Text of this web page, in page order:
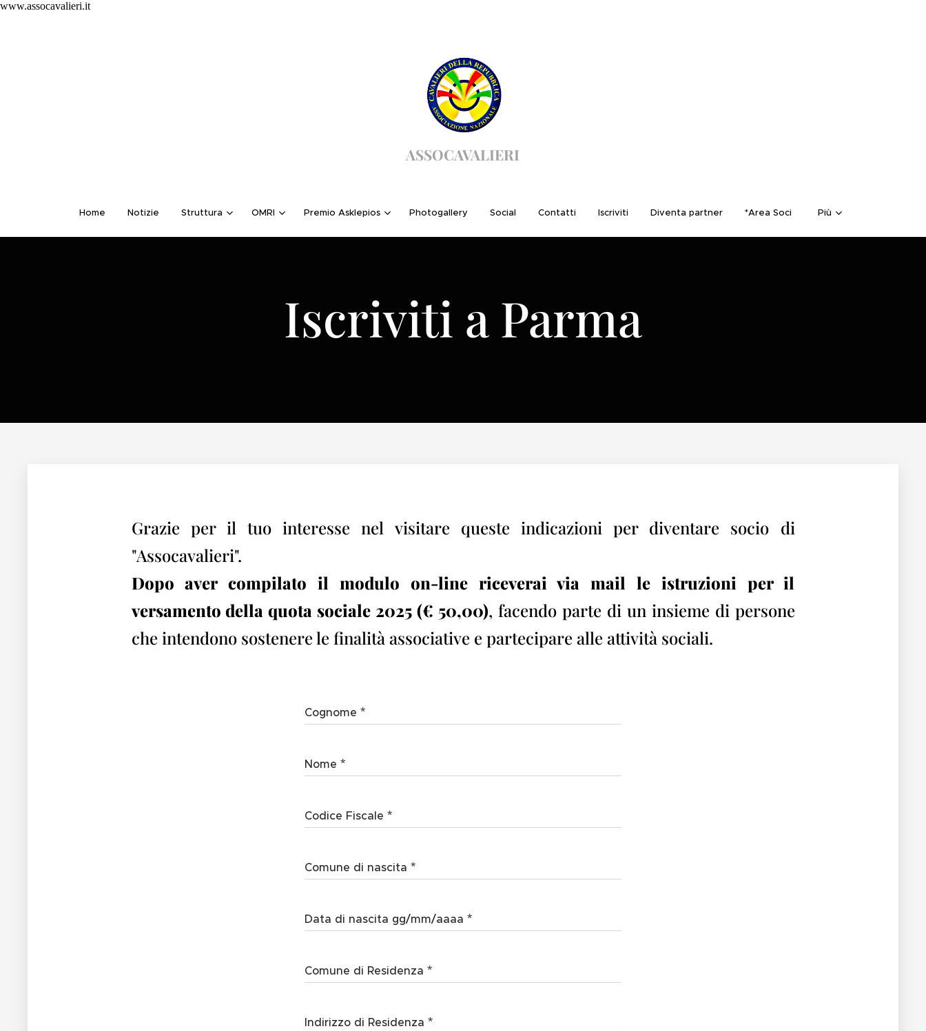
www.assocavalieri.it
ASSOCAVALIERI
Home Notizie Struttura OMRI Premio Asklepios Photogallery Social Contatti Iscriviti Diventa partner *Area Soci Più
Iscriviti a Parma
Grazie per il tuo interesse nel visitare queste indicazioni per diventare socio di
"Assocavalieri".
Dopo aver compilato il modulo on-line riceverai via mail le istruzioni per il
versamento della quota sociale 2025 (€ 50,00), facendo parte di un insieme di persone
che intendono sostenere le finalità associative e partecipare alle attività sociali.
Cognome
Nome
Codice Fiscale
Comune di nascita
Data di nascita gg/mm/aaaa
Comune di Residenza
Indirizzo di Residenza